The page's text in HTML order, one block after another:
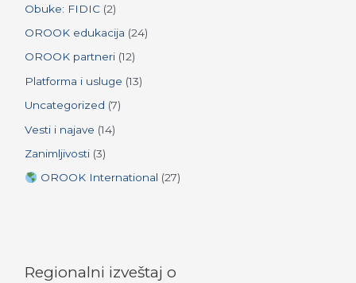
Obuke: FIDIC (2)
OROOK edukacija (24)
OROOK partneri (12)
Platforma i usluge (13)
Uncategorized (7)
Vesti i najave (14)
Zanimljivosti (3)
OROOK International (27)
Regionalni izveštaj o